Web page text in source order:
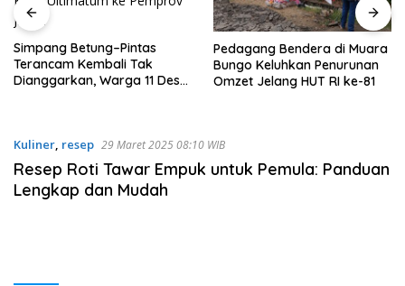
Simpang Betung–Pintas
Terancam Kembali Tak
Dianggarkan, Warga 11 Desa
Pedagang Bendera di Muara
Bungo Keluhkan Penurunan
Omzet Jelang HUT RI ke-81
Kuliner, resep 29 Maret 2025 08:10 WIB
Resep Roti Tawar Empuk untuk Pemula: Panduan
Lengkap dan Mudah